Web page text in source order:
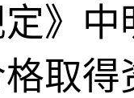
》
取